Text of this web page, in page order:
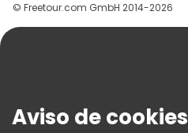
Ayuda
Términos E Información Legal
© Freetour.com GmbH 2014-2026
Aviso de cookies